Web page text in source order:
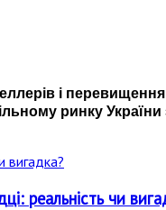
і
ринку України
реальність чи